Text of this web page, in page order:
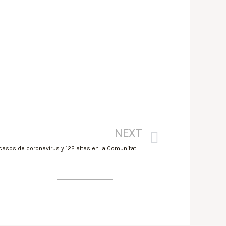
NEXT
3Abril2021/Sanidad registra 212 nuevos casos de coronavirus y 122 altas en la Comunitat Valenciana